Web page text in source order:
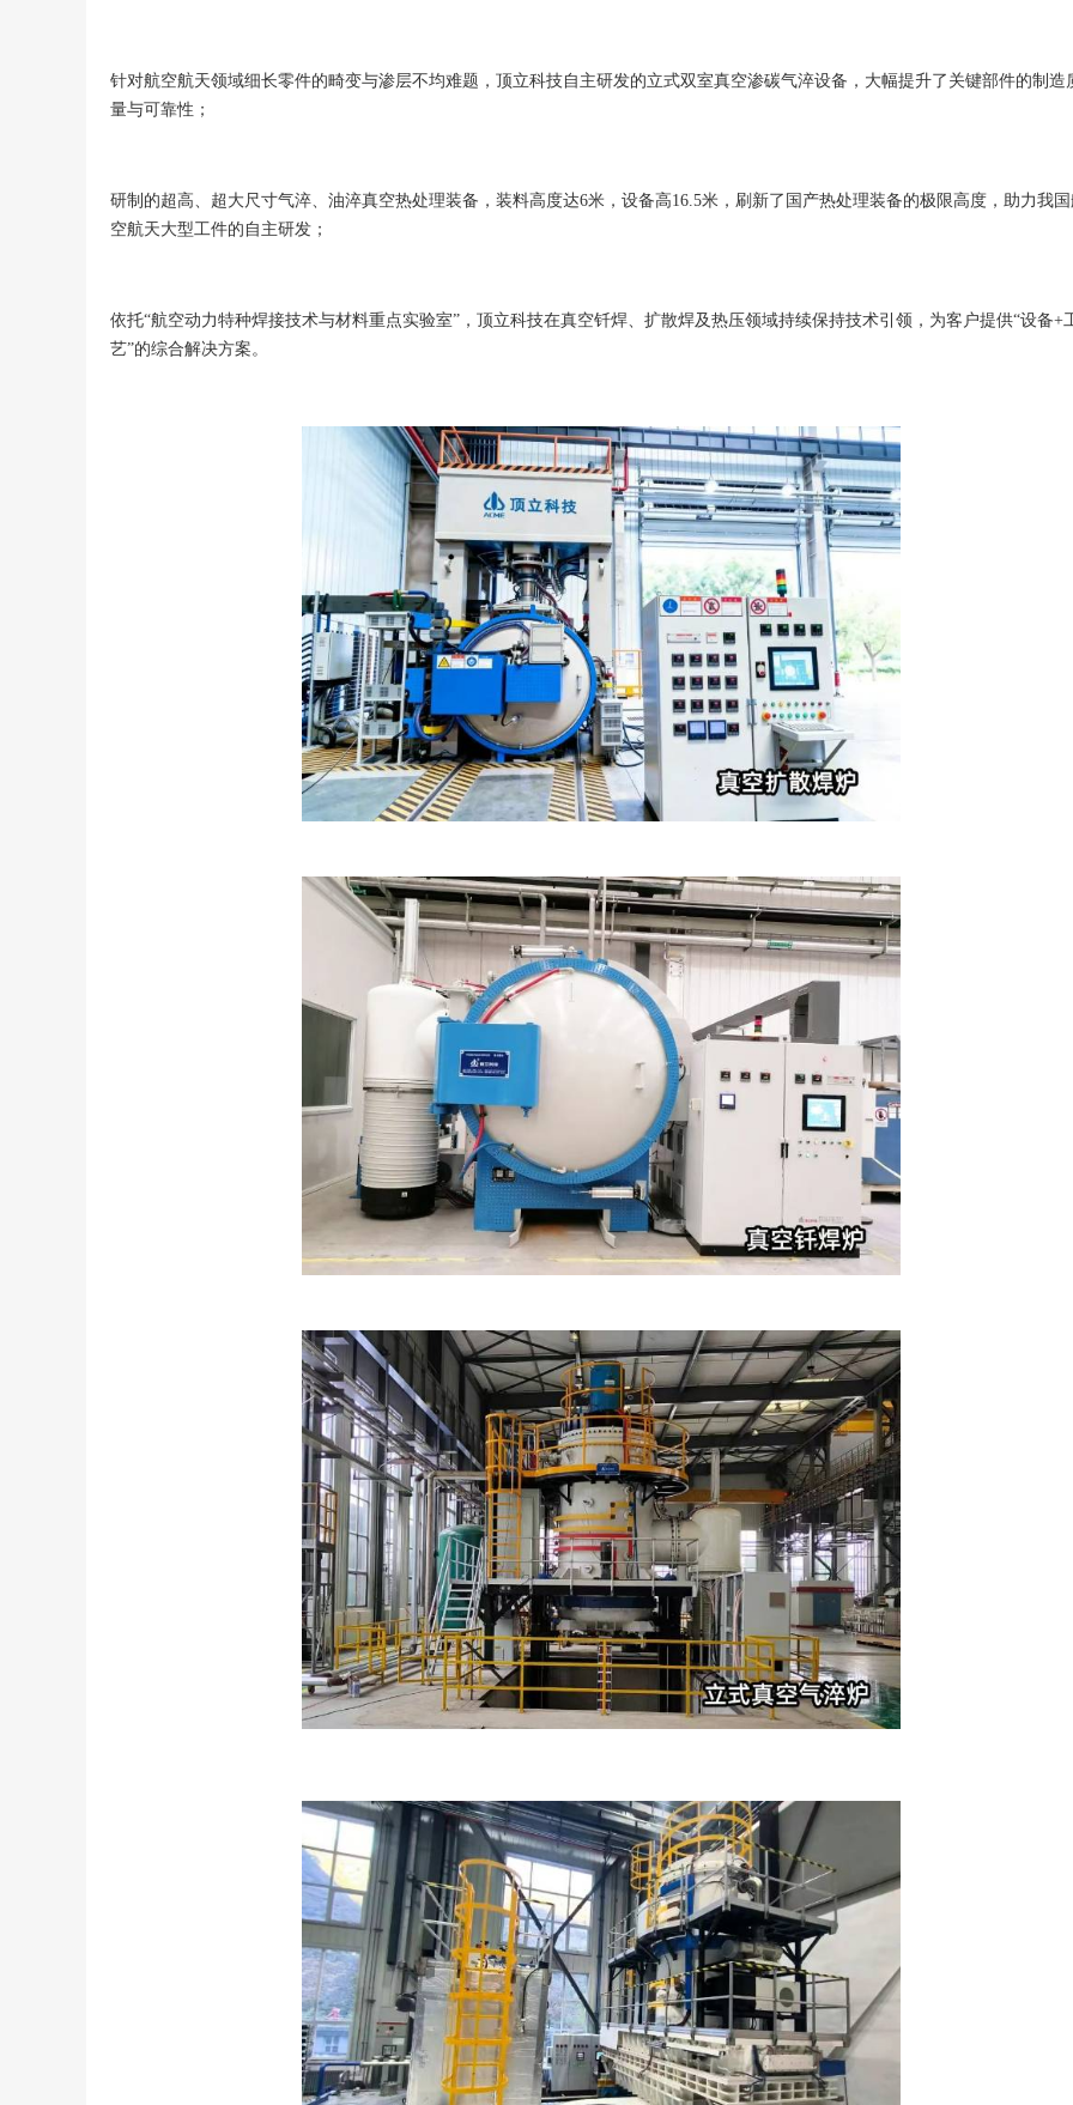
针对航空航天领域细长零件的畸变与渗层不均难题，顶立科技自主研发的立式双室真空渗碳气淬设备，大幅提升了关键部件的制造
量与可靠性；
研制的超高、超大尺寸气淬、油淬真空热处理装备，装料高度达6米，设备高16.5米，刷新了国产热处理装备的极限高度，助力我
空航天大型工件的自主研发；
依托“航空动力特种焊接技术与材料重点实验室”，顶立科技在真空钎焊、扩散焊及热压领域持续保持技术引领，为客户提供“设备+
艺”的综合解决方案。